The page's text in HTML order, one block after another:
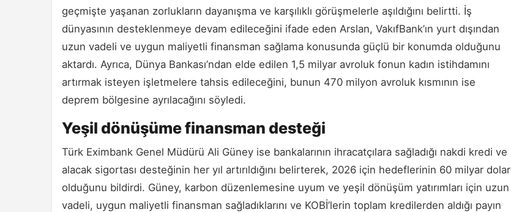
geçmişte yaşanan zorlukların dayanışma ve karşılıklı görüşmelerle aşıldığını belirtti. İş
dünyasının desteklenmeye devam edileceğini ifade eden Arslan, VakıfBank’ın yurt dışından
uzun vadeli ve uygun maliyetli finansman sağlama konusunda güçlü bir konumda olduğunu
aktardı. Ayrıca, Dünya Bankası’ndan elde edilen 1,5 milyar avroluk fonun kadın istihdamını
artırmak isteyen işletmelere tahsis edileceğini, bunun 470 milyon avroluk kısmının ise
deprem bölgesine ayrılacağını söyledi.
Yeşil dönüşüme finansman desteği
Türk Eximbank Genel Müdürü Ali Güney ise bankalarının ihracatçılara sağladığı nakdi kredi ve
alacak sigortası desteğinin her yıl artırıldığını belirterek, 2026 için hedeflerinin 60 milyar dolar
olduğunu bildirdi. Güney, karbon düzenlemesine uyum ve yeşil dönüşüm yatırımları için uzun
vadeli, uygun maliyetli finansman sağladıklarını ve KOBİ’lerin toplam kredilerden aldığı payın